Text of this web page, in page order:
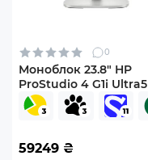
0
Моноблок 23.8" HP
ProStudio 4 G1i Ultra5
(D1GD8ET)
59249 ₴